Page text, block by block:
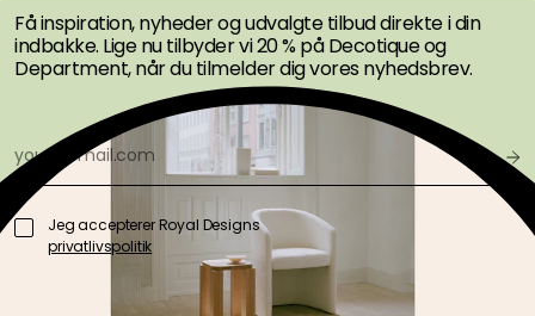
Få inspiration, nyheder og udvalgte tilbud direkte i din
indbakke. Lige nu tilbyder vi 20 % på Decotique og
Department, når du tilmelder dig vores nyhedsbrev.
Jeg accepterer Royal Designs
privatlivspolitik